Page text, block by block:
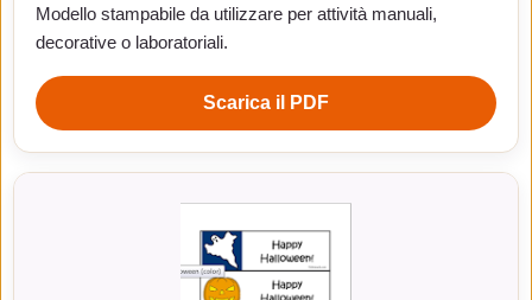
Modello stampabile da utilizzare per attività manuali,
decorative o laboratoriali.
Scarica il PDF